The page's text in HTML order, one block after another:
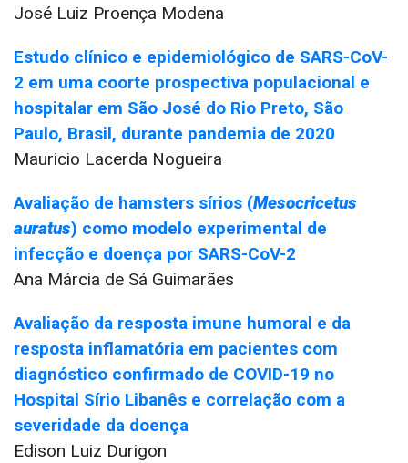
José Luiz Proença Modena
Estudo clínico e epidemiológico de SARS-CoV-
2 em uma coorte prospectiva populacional e
hospitalar em São José do Rio Preto, São
Paulo, Brasil, durante pandemia de 2020
Mauricio Lacerda Nogueira
Avaliação de hamsters sírios (Mesocricetus
auratus) como modelo experimental de
infecção e doença por SARS-CoV-2
Ana Márcia de Sá Guimarães
Avaliação da resposta imune humoral e da
resposta inflamatória em pacientes com
diagnóstico confirmado de COVID-19 no
Hospital Sírio Libanês e correlação com a
severidade da doença
Edison Luiz Durigon